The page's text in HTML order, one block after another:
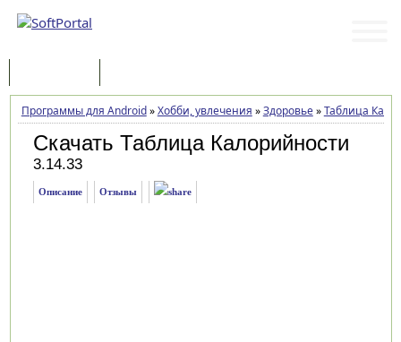
Программы для Android»Хобби, увлечения »Здоровье»Таблица
Скачать Таблица Калорийности
3.14.33
Описание Отзывы